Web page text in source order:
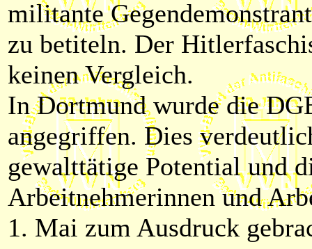
militante
zu betiteln. Der
keinen Vergleich.
In Dortmund wurde die
angegriffen. Dies
gewalttätige Potential und
Arbeitnehmerinnen und
1. Mai zum Ausdruck